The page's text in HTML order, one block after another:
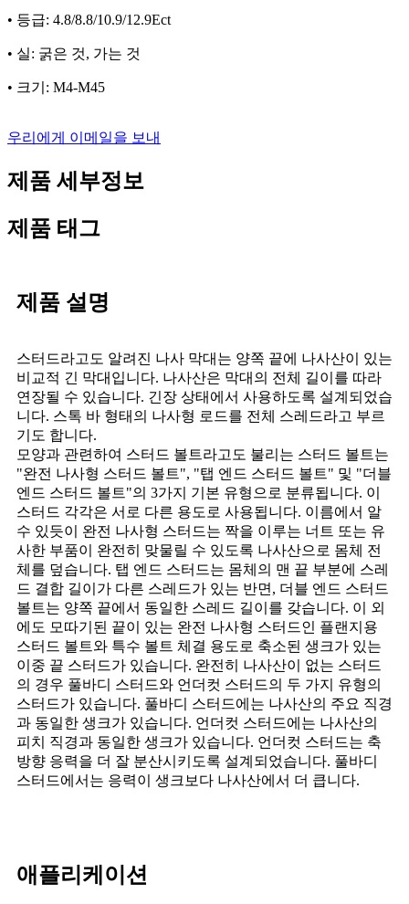
• 등급: 4.8/8.8/10.9/12.9Ect
• 실: 굵은 것, 가는 것
• 크기: M4-M45
우리에게 이메일을 보내
제품 세부정보
제품 태그
제품 설명
스터드라고도 알려진 나사 막대는 양쪽 끝에 나사산이 있는
비교적 긴 막대입니다. 나사산은 막대의 전체 길이를 따라
연장될 수 있습니다. 긴장 상태에서 사용하도록 설계되었습
니다. 스톡 바 형태의 나사형 로드를 전체 스레드라고 부르
기도 합니다.
모양과 관련하여 스터드 볼트라고도 불리는 스터드 볼트는
"완전 나사형 스터드 볼트", "탭 엔드 스터드 볼트" 및 "더블
엔드 스터드 볼트"의 3가지 기본 유형으로 분류됩니다. 이
스터드 각각은 서로 다른 용도로 사용됩니다. 이름에서 알
수 있듯이 완전 나사형 스터드는 짝을 이루는 너트 또는 유
사한 부품이 완전히 맞물릴 수 있도록 나사산으로 몸체 전
체를 덮습니다. 탭 엔드 스터드는 몸체의 맨 끝 부분에 스레
드 결합 길이가 다른 스레드가 있는 반면, 더블 엔드 스터드
볼트는 양쪽 끝에서 동일한 스레드 길이를 갖습니다. 이 외
에도 모따기된 끝이 있는 완전 나사형 스터드인 플랜지용
스터드 볼트와 특수 볼트 체결 용도로 축소된 생크가 있는
이중 끝 스터드가 있습니다. 완전히 나사산이 없는 스터드
의 경우 풀바디 스터드와 언더컷 스터드의 두 가지 유형의
스터드가 있습니다. 풀바디 스터드에는 나사산의 주요 직경
과 동일한 생크가 있습니다. 언더컷 스터드에는 나사산의
피치 직경과 동일한 생크가 있습니다. 언더컷 스터드는 축
방향 응력을 더 잘 분산시키도록 설계되었습니다. 풀바디
스터드에서는 응력이 생크보다 나사산에서 더 큽니다.
애플리케이션